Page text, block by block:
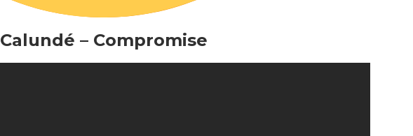
Calundé – Compromise